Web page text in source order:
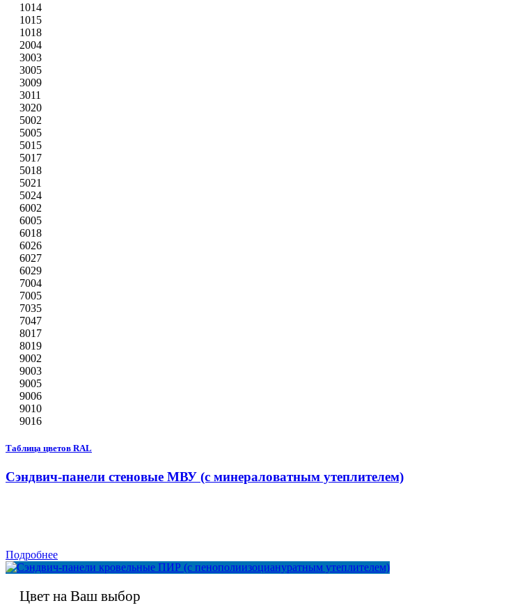
1014
1015
1018
2004
3003
3005
3009
3011
3020
5002
5005
5015
5017
5018
5021
5024
6002
6005
6018
6026
6027
6029
7004
7005
7035
7047
8017
8019
9002
9003
9005
9006
9010
9016
Таблица цветов RAL
Сэндвич-панели стеновые МВУ (с минераловатным утеплителем)
Подробнее
Цвет на Ваш выбор